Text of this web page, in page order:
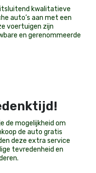
kwalitatieve
auto’s aan met een
voertuigen zijn
en gerenommeerde
de mogelijkheid om
de auto gratis
deze extra service
tevredenheid en